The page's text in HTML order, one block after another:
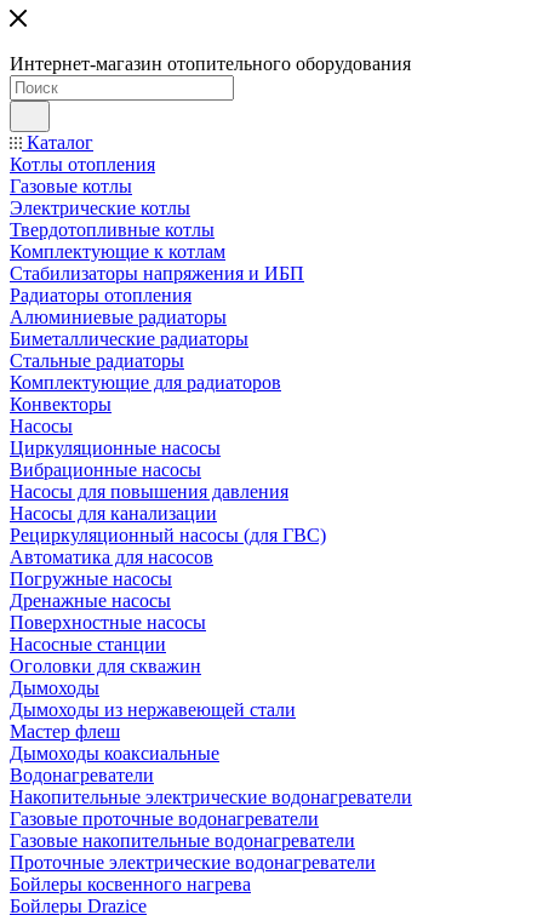
Интернет-магазин отопительного оборудования
Каталог
Котлы отопления
Газовые котлы
Электрические котлы
Твердотопливные котлы
Комплектующие к котлам
Стабилизаторы напряжения и ИБП
Радиаторы отопления
Алюминиевые радиаторы
Биметаллические радиаторы
Стальные радиаторы
Комплектующие для радиаторов
Конвекторы
Насосы
Циркуляционные насосы
Вибрационные насосы
Насосы для повышения давления
Насосы для канализации
Рециркуляционный насосы (для ГВС)
Автоматика для насосов
Погружные насосы
Дренажные насосы
Поверхностные насосы
Насосные станции
Оголовки для скважин
Дымоходы
Дымоходы из нержавеющей стали
Мастер флеш
Дымоходы коаксиальные
Водонагреватели
Накопительные электрические водонагреватели
Газовые проточные водонагреватели
Газовые накопительные водонагреватели
Проточные электрические водонагреватели
Бойлеры косвенного нагрева
Бойлеры Drazice